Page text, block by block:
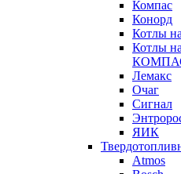
Компас
Конорд
Котлы
Котлы
Лемакс
Очаг
Сигнал
ЯИК
Atmos